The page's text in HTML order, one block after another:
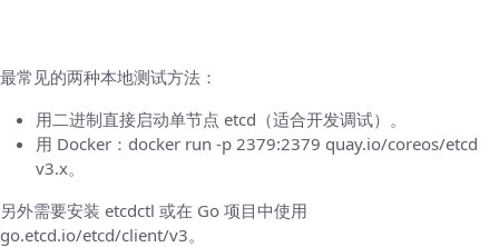
最常见的两种本地测试方法：
用二进制直接启动单节点 etcd（适合开发调试）。
用 Docker：docker run -p 2379:2379 quay.io/coreos/etcd
v3.x。
另外需要安装 etcdctl 或在 Go 项目中使用
go.etcd.io/etcd/client/v3。